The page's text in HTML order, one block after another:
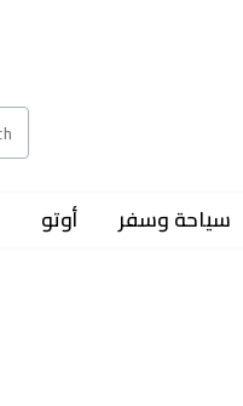
سياحة وسفر أوتو